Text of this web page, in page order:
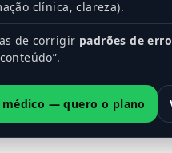
clínica, clareza).
de corrigir padrões de erro
médico — quero o plano